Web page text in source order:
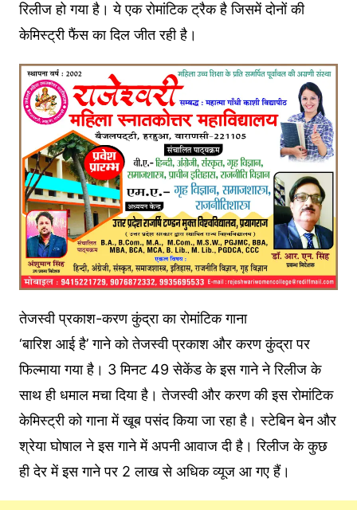
रिलीज हो गया है। ये एक रोमांटिक ट्रैक है जिसमें दोनों की
केमिस्ट्री फैंस का दिल जीत रही है।
तेजस्वी प्रकाश-करण कुंद्रा का रोमांटिक गाना
‘बारिश आई है’ गाने को तेजस्वी प्रकाश और करण कुंद्रा पर
फिल्माया गया है। 3 मिनट 49 सेकेंड के इस गाने ने रिलीज के
साथ ही धमाल मचा दिया है। तेजस्वी और करण की इस रोमांटिक
केमिस्ट्री को गाना में खूब पसंद किया जा रहा है। स्टेबिन बेन और
श्रेया घोषाल ने इस गाने में अपनी आवाज दी है। रिलीज के कुछ
ही देर में इस गाने पर 2 लाख से अधिक व्यूज आ गए हैं।